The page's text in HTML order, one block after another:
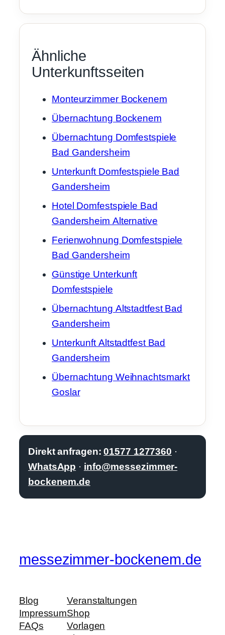
Ähnliche
Unterkunftsseiten
Monteurzimmer Bockenem
Übernachtung Bockenem
Übernachtung Domfestspiele
Bad Gandersheim
Unterkunft Domfestspiele Bad
Gandersheim
Hotel Domfestspiele Bad
Gandersheim Alternative
Ferienwohnung Domfestspiele
Bad Gandersheim
Günstige Unterkunft
Domfestspiele
Übernachtung Altstadtfest Bad
Gandersheim
Unterkunft Altstadtfest Bad
Gandersheim
Übernachtung Weihnachtsmarkt
Goslar
Direkt anfragen: 01577 1277360 ·
WhatsApp · info@messezimmer-
bockenem.de
messezimmer-bockenem.de
Blog
Impressum
FAQs
Veranstaltungen
Shop
Vorlagen